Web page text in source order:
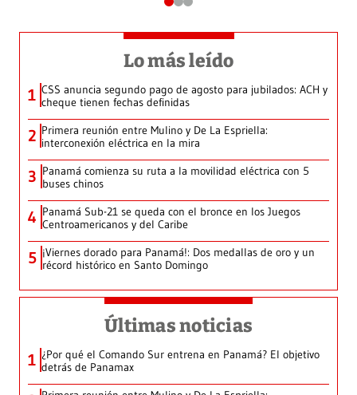
Lo más leído
1 CSS anuncia segundo pago de agosto para jubilados: ACH y
cheque tienen fechas definidas
2 Primera reunión entre Mulino y De La Espriella:
interconexión eléctrica en la mira
3 Panamá comienza su ruta a la movilidad eléctrica con 5
buses chinos
4 Panamá Sub-21 se queda con el bronce en los Juegos
Centroamericanos y del Caribe
5 ¡Viernes dorado para Panamá!: Dos medallas de oro y un
récord histórico en Santo Domingo
Últimas noticias
1 ¿Por qué el Comando Sur entrena en Panamá? El objetivo
detrás de Panamax